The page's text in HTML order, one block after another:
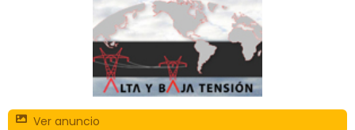
Ver anuncio